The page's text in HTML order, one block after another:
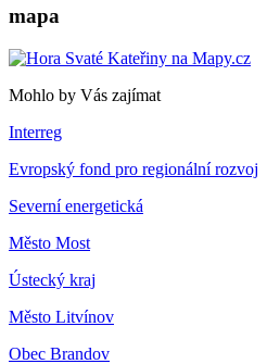
mapa
Mohlo by Vás zajímat
Interreg
Evropský fond pro regionální rozvoj
Severní energetická
Město Most
Ústecký kraj
Město Litvínov
Obec Brandov